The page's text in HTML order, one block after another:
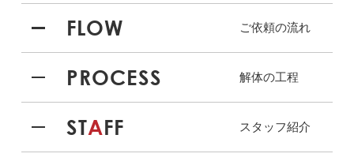
FLOW ご依頼の流れ
PROCESS 解体の工程
STAFF スタッフ紹介